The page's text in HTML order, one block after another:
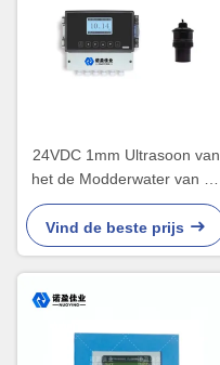
24VDC 1mm Ultrasoon van
het de Modderwater van de
Niveauzender de
Interfaceinstrument
Vind de beste prijs